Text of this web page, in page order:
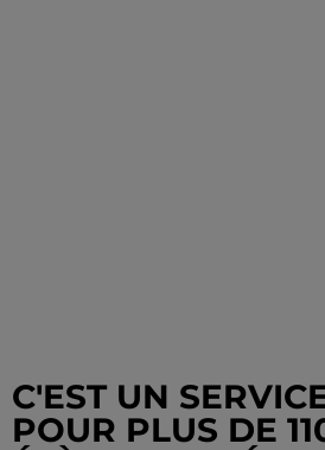
C'EST UN
POUR PLUS DE